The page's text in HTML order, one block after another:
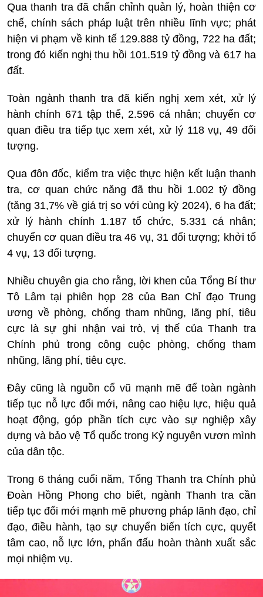
Qua thanh tra đã chấn chỉnh quản lý, hoàn thiện cơ
chế, chính sách pháp luật trên nhiều lĩnh vực; phát
hiện vi phạm về kinh tế 129.888 tỷ đồng, 722 ha đất;
trong đó kiến nghị thu hồi 101.519 tỷ đồng và 617 ha
đất.
Toàn ngành thanh tra đã kiến nghị xem xét, xử lý
hành chính 671 tập thể, 2.596 cá nhân; chuyển cơ
quan điều tra tiếp tục xem xét, xử lý 118 vụ, 49 đối
tượng.
Qua đôn đốc, kiểm tra việc thực hiện kết luận thanh
tra, cơ quan chức năng đã thu hồi 1.002 tỷ đồng
(tăng 31,7% về giá trị so với cùng kỳ 2024), 6 ha đất;
xử lý hành chính 1.187 tổ chức, 5.331 cá nhân;
chuyển cơ quan điều tra 46 vụ, 31 đối tượng; khởi tố
4 vụ, 13 đối tượng.
Nhiều chuyên gia cho rằng, lời khen của Tổng Bí thư
Tô Lâm tại phiên họp 28 của Ban Chỉ đạo Trung
ương về phòng, chống tham nhũng, lãng phí, tiêu
cực là sự ghi nhận vai trò, vị thế của Thanh tra
Chính phủ trong công cuộc phòng, chống tham
nhũng, lãng phí, tiêu cực.
Đây cũng là nguồn cổ vũ mạnh mẽ để toàn ngành
tiếp tục nỗ lực đổi mới, nâng cao hiệu lực, hiệu quả
hoạt động, góp phần tích cực vào sự nghiệp xây
dựng và bảo vệ Tổ quốc trong Kỷ nguyên vươn mình
của dân tộc.
Trong 6 tháng cuối năm, Tổng Thanh tra Chính phủ
Đoàn Hồng Phong cho biết, ngành Thanh tra cần
tiếp tục đổi mới mạnh mẽ phương pháp lãnh đạo, chỉ
đạo, điều hành, tạo sự chuyển biến tích cực, quyết
tâm cao, nỗ lực lớn, phấn đấu hoàn thành xuất sắc
mọi nhiệm vụ.